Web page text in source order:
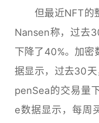
但最近NFT的
Nansen称，过去
下降了40%。加密
据显示，过去30
penSea的交易量
e数据显示，每周